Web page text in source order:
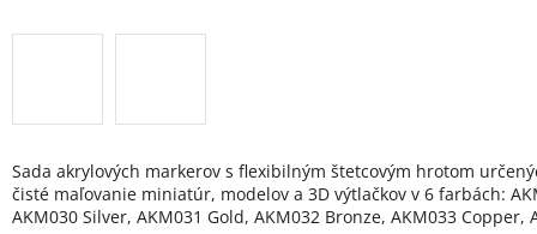
Sada akrylových markerov s flexibilným štetcovým hrotom
čisté maľovanie miniatúr, modelov a 3D výtlačkov v 6 farbách:
AKM030 Silver, AKM031 Gold, AKM032 Bronze, AKM033 Copper,